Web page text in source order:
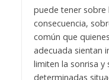
puede tener
consecuencia,
común que
adecuada sientan
limiten la sonrisa y
determinadas